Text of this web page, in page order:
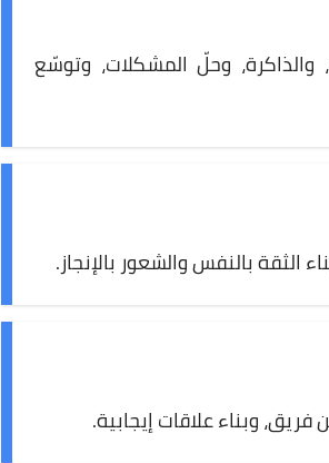
والذاكرة، وحلّ المشكلات، وتوسّع
بالنفس والشعور بالإنجاز.
وبناء علاقات إيجابية.